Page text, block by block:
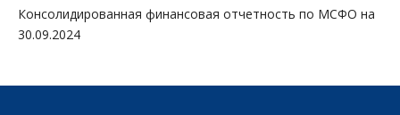
Консолидированная финансовая отчетность по МСФО на
30.09.2024